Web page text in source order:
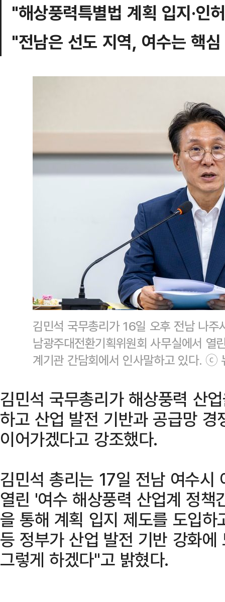
"해상풍력특별법 계획 입지·인
"전남은 선도 지역, 여수는 핵
김민석 국무총리가 16일 오후 전남 나주
남광주대전환기획위원회 사무실에서 열
계기관 간담회에서 인사말하고 있다. ⓒ
김민석 국무총리가 해상풍력 산
하고 산업 발전 기반과 공급망
이어가겠다고 강조했다.
김민석 총리는 17일 전남 여수시
열린 '여수 해상풍력 산업계 정책
을 통해 계획 입지 제도를 도입
등 정부가 산업 발전 기반 강화
그렇게 하겠다"고 밝혔다.